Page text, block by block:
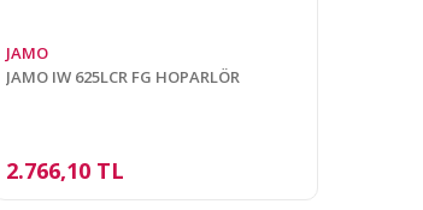
JAMO
JAMO IW 625LCR FG HOPARLÖR
2.766,10 TL